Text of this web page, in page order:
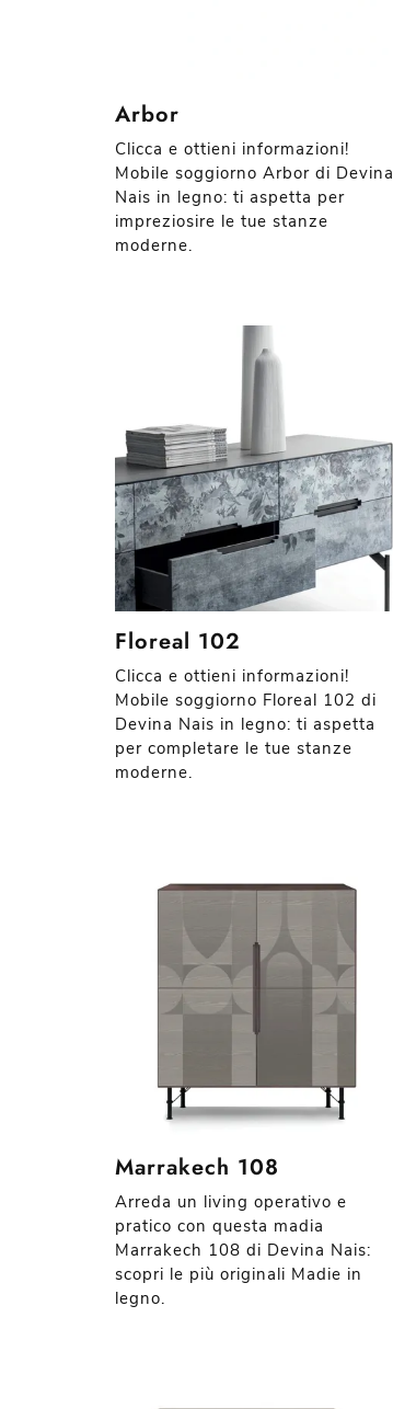
Arbor
Clicca e ottieni informazioni!
Mobile soggiorno Arbor di Devina
Nais in legno: ti aspetta per
impreziosire le tue stanze
moderne.
Floreal 102
Clicca e ottieni informazioni!
Mobile soggiorno Floreal 102 di
Devina Nais in legno: ti aspetta
per completare le tue stanze
moderne.
Marrakech 108
Arreda un living operativo e
pratico con questa madia
Marrakech 108 di Devina Nais:
scopri le più originali Madie in
legno.